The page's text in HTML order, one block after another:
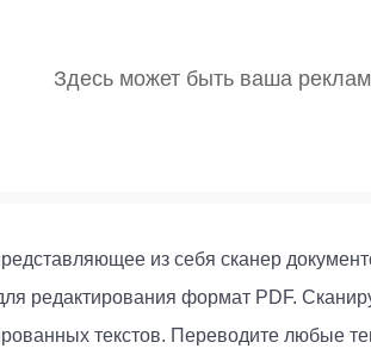
из себя сканер
редактирования формат PDF.
текстов. Переводите любые